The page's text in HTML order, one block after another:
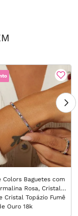
Colors Baguetes com
Rosa, Cristal
Cristal Topázio Fumê
Ouro 18k